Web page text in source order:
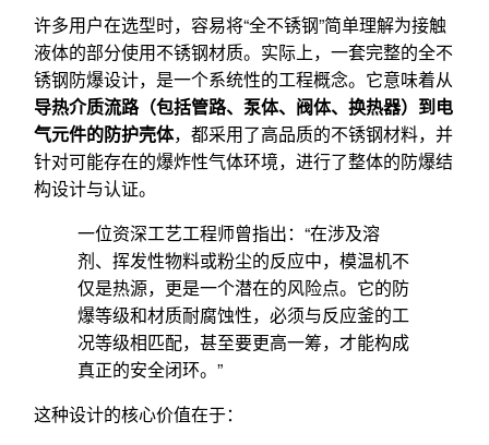
许多用户在选型时，容易将“全不锈钢”简单理解为接触
液体的部分使用不锈钢材质。实际上，一套完整的全不
锈钢防爆设计，是一个系统性的工程概念。它意味着从
导热介质流路（包括管路、泵体、阀体、换热器）到电
气元件的防护壳体，都采用了高品质的不锈钢材料，并
针对可能存在的爆炸性气体环境，进行了整体的防爆结
构设计与认证。
一位资深工艺工程师曾指出：“在涉及溶
剂、挥发性物料或粉尘的反应中，模温机不
仅是热源，更是一个潜在的风险点。它的防
爆等级和材质耐腐蚀性，必须与反应釜的工
况等级相匹配，甚至要更高一筹，才能构成
真正的安全闭环。”
这种设计的核心价值在于：